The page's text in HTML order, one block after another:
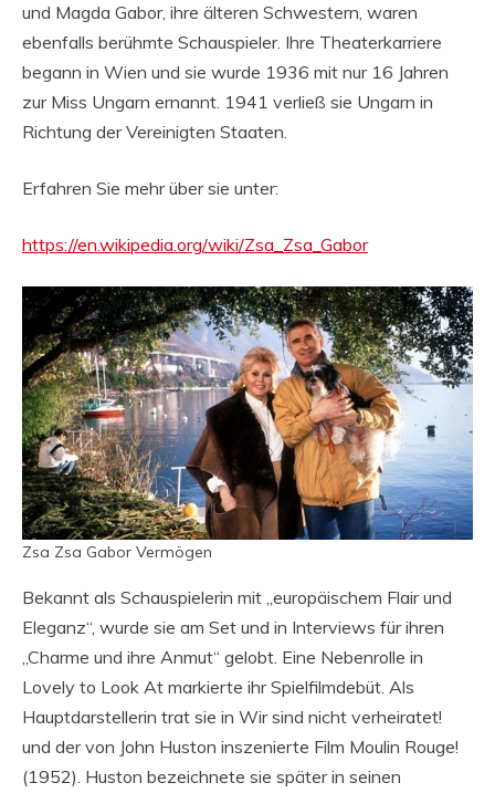
und Magda Gabor, ihre älteren Schwestern, waren
ebenfalls berühmte Schauspieler. Ihre Theaterkarriere
begann in Wien und sie wurde 1936 mit nur 16 Jahren
zur Miss Ungarn ernannt. 1941 verließ sie Ungarn in
Richtung der Vereinigten Staaten.
Erfahren Sie mehr über sie unter:
https://en.wikipedia.org/wiki/Zsa_Zsa_Gabor
Zsa Zsa Gabor Vermögen
Bekannt als Schauspielerin mit „europäischem Flair und
Eleganz“, wurde sie am Set und in Interviews für ihren
„Charme und ihre Anmut“ gelobt. Eine Nebenrolle in
Lovely to Look At markierte ihr Spielfilmdebüt. Als
Hauptdarstellerin trat sie in Wir sind nicht verheiratet!
und der von John Huston inszenierte Film Moulin Rouge!
(1952). Huston bezeichnete sie später in seinen